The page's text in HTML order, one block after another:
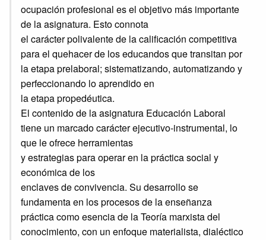
ocupación profesional es el objetivo más importante
de la asignatura. Esto connota
el carácter polivalente de la calificación competitiva
para el quehacer de los educandos que transitan por
la etapa prelaboral; sistematizando, automatizando y
perfeccionando lo aprendido en
la etapa propedéutica.
El contenido de la asignatura Educación Laboral
tiene un marcado carácter ejecutivo-instrumental, lo
que le ofrece herramientas
y estrategias para operar en la práctica social y
económica de los
enclaves de convivencia. Su desarrollo se
fundamenta en los procesos de la enseñanza
práctica como esencia de la Teoría marxista del
conocimiento, con un enfoque materialista, dialéctico